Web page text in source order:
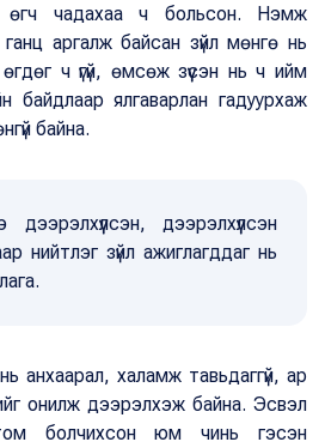
чадахаа ч больсон. Нэмж
ганц аргалж байсан зүйл мөнгө нь
ч үгүй, өмсөж зүүсэн нь ч ийм
байдлаар ялгаварлан гадуурхаж
байна.
дээрэлхүүлсэн
нийтлэг зүйл ажиглагддаг нь
нь анхаарал, халамж тавьдаггүй, ар
онилж дээрэлхэж байна. Эсвэл
болчихсон юм чинь гэсэн